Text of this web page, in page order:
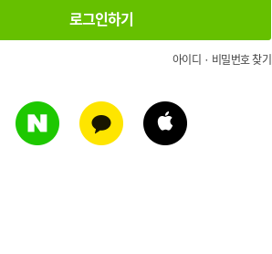
아이디 · 비밀번호 찾기